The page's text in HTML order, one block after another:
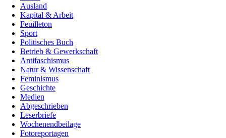
Ausland
Kapital & Arbeit
Feuilleton
Sport
Politisches Buch
Betrieb & Gewerkschaft
Antifaschismus
Natur & Wissenschaft
Feminismus
Geschichte
Medien
Abgeschrieben
Leserbriefe
Wochenendbeilage
Fotoreportagen